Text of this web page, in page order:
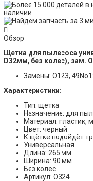
наличии
Обзор
Щетка для пылесоса
D32мм, без колес), зам.
Замены: O123,
Характеристики:
Тип: щетка
Назначение: для
Материал: пластик,
Цвет: черный
К щётке подойдёт
Универсальная
Длина: 265 мм
Ширина: 90 мм
Без колес
Артикул: O324